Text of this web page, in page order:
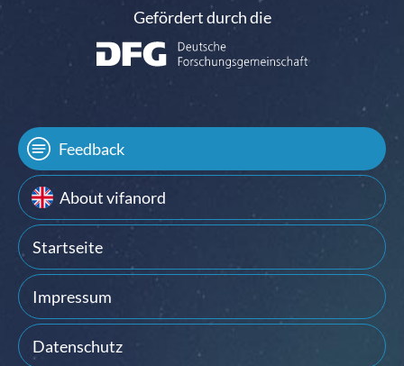
Gefördert durch die
Feedback
About vifanord
Startseite
Impressum
Datenschutz